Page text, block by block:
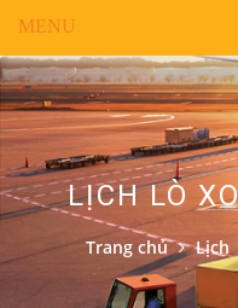
LỊCH LÒ
Trang chủ Lịch